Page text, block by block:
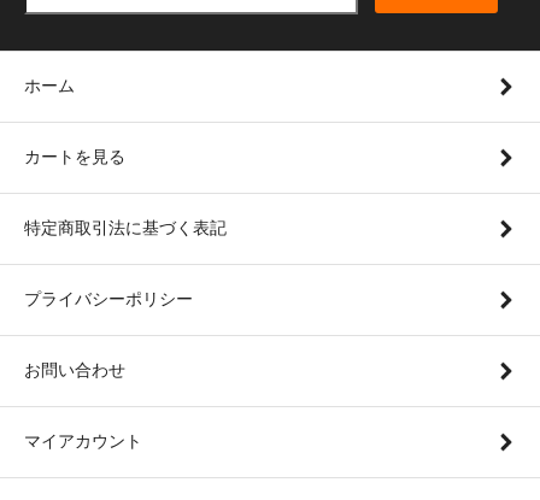
ホーム
カートを見る
特定商取引法に基づく表記
プライバシーポリシー
お問い合わせ
マイアカウント